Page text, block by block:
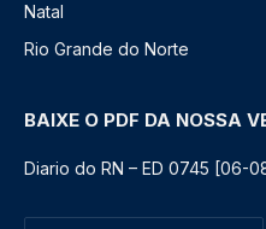
Natal
Rio Grande do Norte
BAIXE O PDF DA NOSSA
Diario do RN – ED 0745 [06-